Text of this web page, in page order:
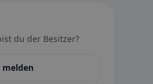
du der Besitzer?
melden